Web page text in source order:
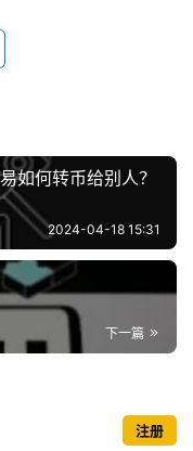
如何转币给别人？
2024-04-18 15:31
下一篇
注册